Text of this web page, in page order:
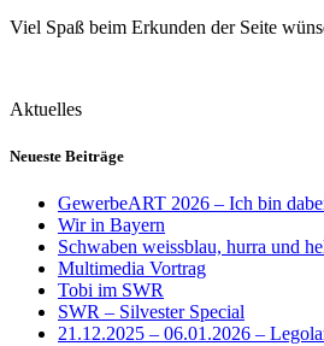
Viel Spaß beim Erkunden der Seite
Aktuelles
Neueste Beiträge
GewerbeART 2026 – Ich bin
Wir in Bayern
Schwaben weissblau, hurra und
Multimedia Vortrag
Tobi im SWR
SWR – Silvester Special
21.12.2025 – 06.01.2026 –